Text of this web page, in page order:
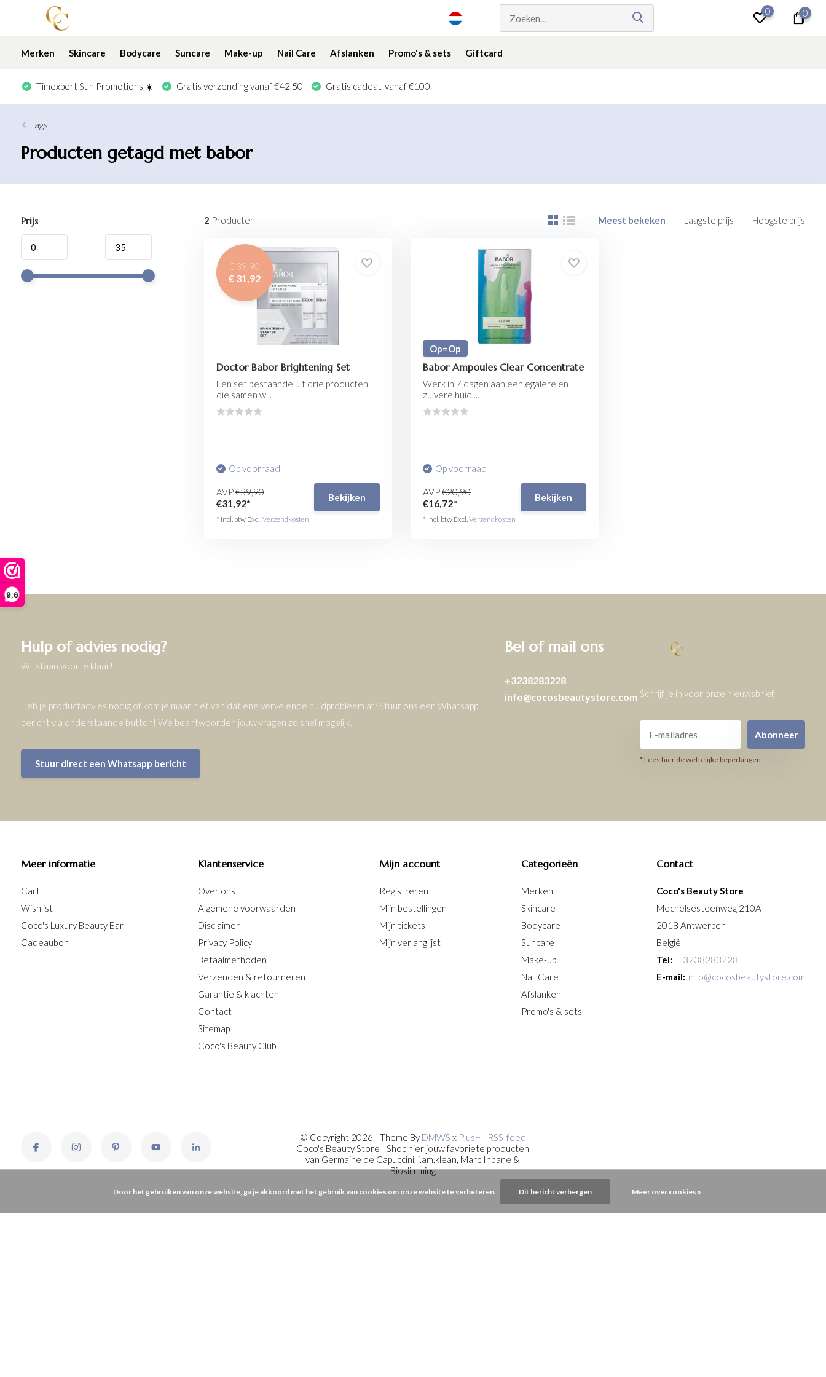
9,6
0 0
Merken Skincare Bodycare Suncare Make-up Nail Care Afslanken Promo's & sets Giftcard
Timexpert Sun Promotions ☀️ Gratis verzending vanaf €42.50 Gratis cadeau vanaf €100
Tags
Producten getagd met babor
Prijs
-
2 Producten Meest bekeken Laagste prijs Hoogste prijs
€ 39,90
€ 31,92
Doctor Babor Brightening Set
Een set bestaande uit drie producten
die samen w...
Op voorraad
AVP€39,90
€31,92* Bekijken
* Incl. btw Excl.Verzendkosten
Op=Op
Babor Ampoules Clear Concentrate
Werk in 7 dagen aan een egalere en
zuivere huid ...
Op voorraad
AVP€20,90
€16,72* Bekijken
* Incl. btw Excl.Verzendkosten
Hulp of advies nodig?
Wij staan voor je klaar!
Heb je productadvies nodig of kom je maar niet van dat ene vervelende huidprobleem af? Stuur ons een Whatsapp
bericht via onderstaande button! We beantwoorden jouw vragen zo snel mogelijk.
Stuur direct een Whatsapp bericht
Bel of mail ons
+3238283228
info@cocosbeautystore.com Schrijf je in voor onze nieuwsbrief!
Abonneer
* Lees hier de wettelijke beperkingen
Meer informatie
Cart
Wishlist
Coco's Luxury Beauty Bar
Cadeaubon
Klantenservice
Over ons
Algemene voorwaarden
Disclaimer
Privacy Policy
Betaalmethoden
Verzenden & retourneren
Garantie & klachten
Contact
Sitemap
Coco's Beauty Club
Mijn account
Registreren
Mijn bestellingen
Mijn tickets
Mijn verlanglijst
Categorieën
Merken
Skincare
Bodycare
Suncare
Make-up
Nail Care
Afslanken
Promo's & sets
Contact
Coco's Beauty Store
Mechelsesteenweg 210A
2018 Antwerpen
België
Tel: +3238283228
E-mail: info@cocosbeautystore.com
© Copyright 2026 - Theme By DMWS x Plus+ - RSS-feed
Coco's Beauty Store | Shop hier jouw favoriete producten
van Germaine de Capuccini, i.am.klean, Marc Inbane &
Bioslimming
Door het gebruiken van onze website, ga je akkoord met het gebruik van cookies om onze website te verbeteren. Dit bericht verbergen Meer over cookies »